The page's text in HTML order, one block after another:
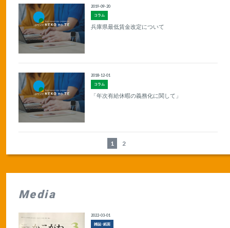
コラム
2019-09-20
兵庫県最低賃金改定について
コラム
2018-12-01
「年次有給休暇の義務化に関して」
1 2
Media
雑誌･紙面
2022-03-01